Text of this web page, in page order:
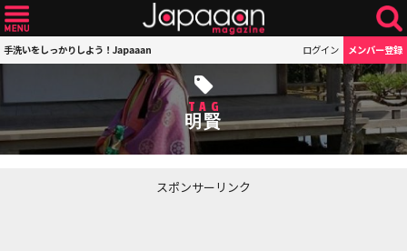
手洗いをしっかりしよう！Japaaan ログイン メンバー登録
TAG
明賢
スポンサーリンク